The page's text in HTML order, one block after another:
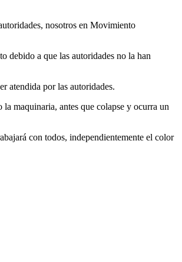
nosotros en Movimiento
debido a que las autoridades no la han
atendida por las autoridades.
maquinaria, antes que colapse y ocurra un
con todos, independientemente el color